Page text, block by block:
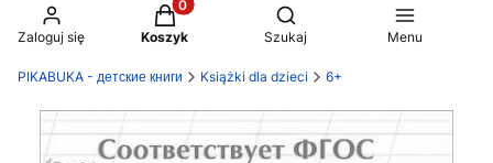
Zaloguj się
Produkty w koszyku: 0. Zobacz szczegóły
Koszyk
Otwórz wyszukiwarkę
Szukaj Menu
PIKABUKA - детские книги Książki dla dzieci 6+